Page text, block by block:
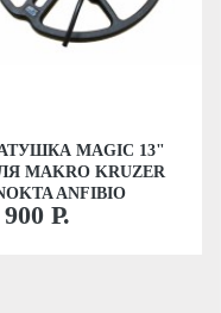
MAGIC 13"
MAKRO KRUZER
ANFIBIO
Р.